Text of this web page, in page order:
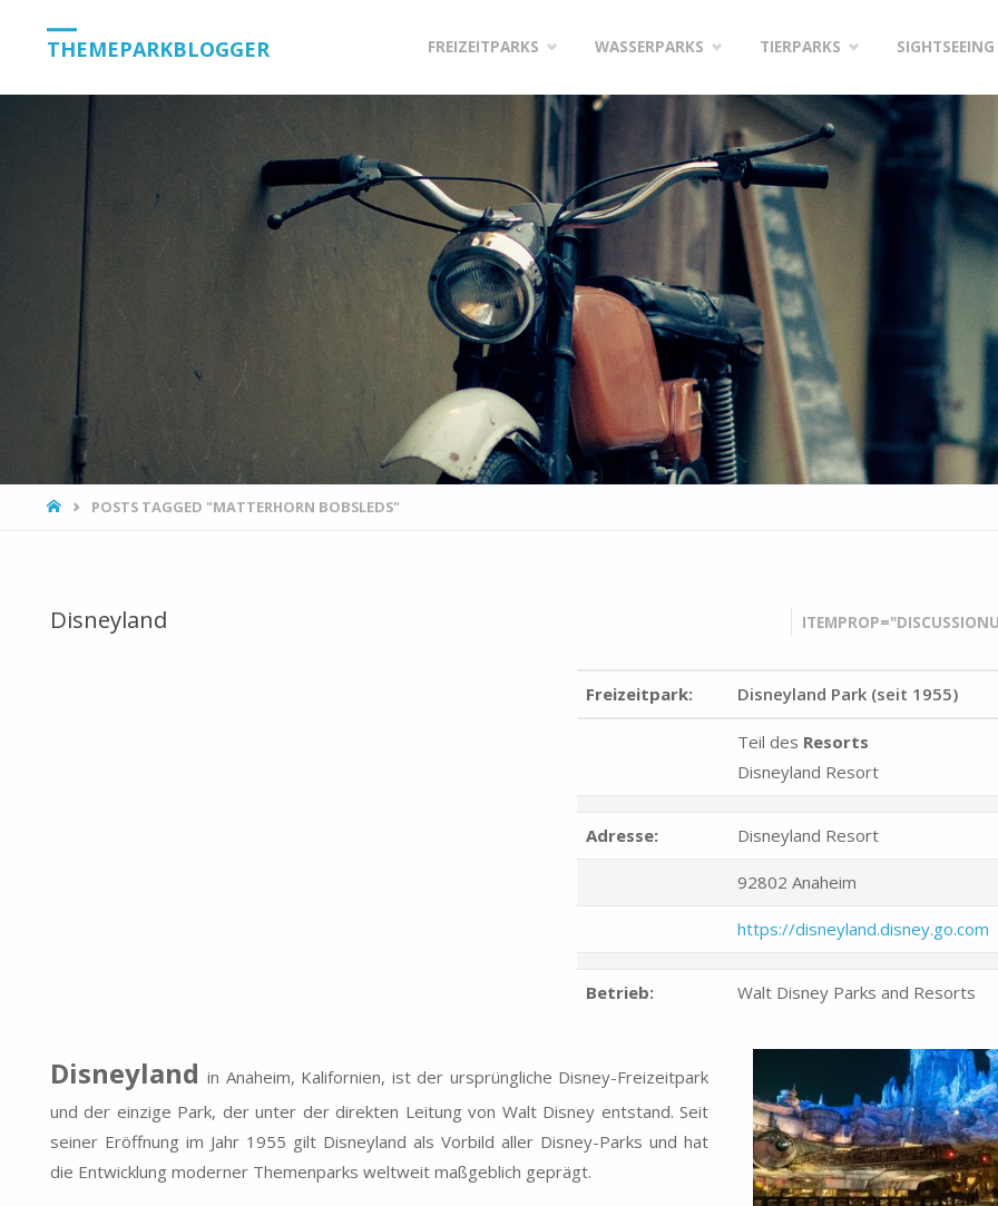
THEMEPARKBLOGGER
content
FREIZEITPARKS WASSERPARKS TIERPARKS SIGHTSEEING
HOMEPOSTS TAGGED "MATTERHORN BOBSLEDS"
Disneyland
Freizeitpark: Disneyland Park (seit 1955)
Teil des Resorts
Disneyland Resort
Adresse: Disneyland Resort
92802 Anaheim
https://disneyland.disney.go.com
Betrieb: Walt Disney Parks and Resorts
Disneylandin Anaheim, Kalifornien, ist der ursprüngliche Disney-Freizeitpark
und der einzige Park, der unter der direkten Leitung von Walt Disney entstand. Seit
seiner Eröffnung im Jahr 1955 gilt Disneyland als Vorbild aller Disney-Parks und hat
die Entwicklung moderner Themenparks weltweit maßgeblich geprägt.